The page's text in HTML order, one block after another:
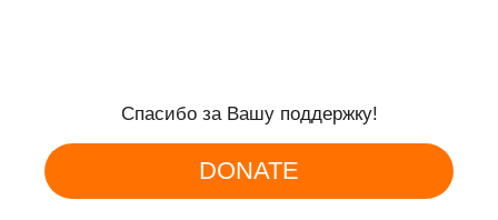
Спасибо за Вашу поддержку!
DONATE